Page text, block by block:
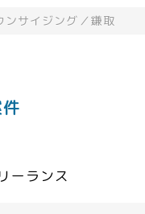
ンサイジング／鎌取
ーランス